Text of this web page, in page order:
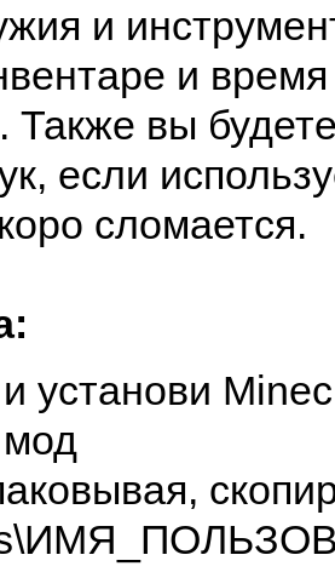
и
и
Также вы
если
сломается.
установи